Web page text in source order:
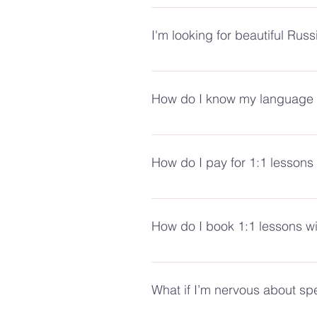
the purchasing department.
Russian language and culture
Choose your learning style!
I'm looking for beautiful
Explore unique Russian
How do I know my language
No worries! Take our Level Test
How do I pay for 1:1 lessons
It's simple! Visit the "1:1
How do I book 1:1 lessons
Easy booking! Choose a
What if I’m nervous about